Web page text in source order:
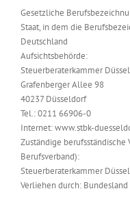
Gesetzliche
Staat, in dem die
Deutschland
Aufsichtsbehörde:
Steuerberaterkammer
Grafenberger Allee 98
40237 Düsseldorf
Tel.: 0211 66906-0
Internet: www.stbk-
Zuständige
Berufsverband):
Steuerberaterkammer
Verliehen durch: